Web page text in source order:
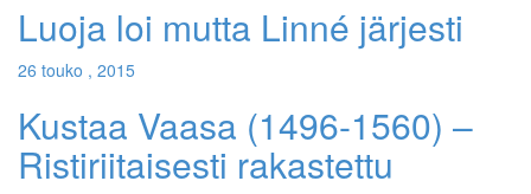
Luoja loi mutta Linné järjesti
26 touko , 2015
Kustaa Vaasa (1496-1560) –
Ristiriitaisesti rakastettu